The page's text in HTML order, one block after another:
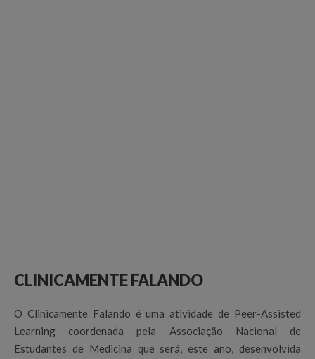
CLINICAMENTE FALANDO
O Clinicamente Falando é uma atividade de Peer-Assisted
Learning coordenada pela Associação Nacional de
Estudantes de Medicina que será, este ano, desenvolvida